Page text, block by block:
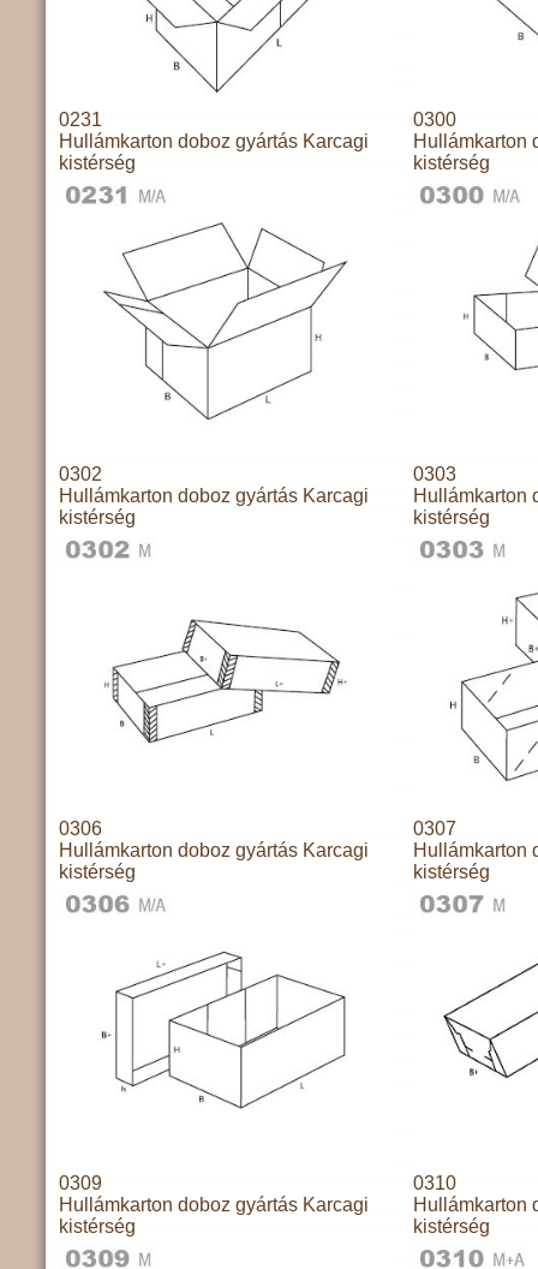
0231
Hullámkarton doboz gyártás Karcagi
kistérség
0300
Hullámkarton
kistérség
0302
Hullámkarton doboz gyártás Karcagi
kistérség
0303
Hullámkarton
kistérség
0306
Hullámkarton doboz gyártás Karcagi
kistérség
0307
Hullámkarton
kistérség
0309
Hullámkarton doboz gyártás Karcagi
kistérség
0310
Hullámkarton
kistérség